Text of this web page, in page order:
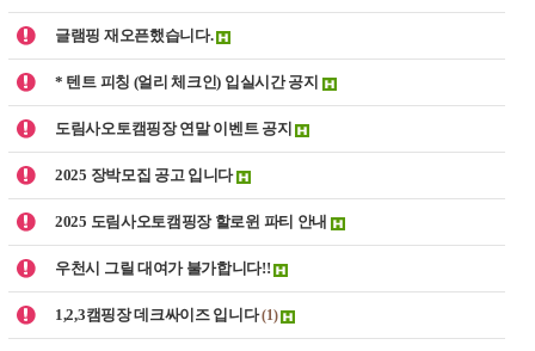
글램핑 재오픈했습니다.
* 텐트 피칭 (얼리 체크인) 입실시간 공지
도림사오토캠핑장 연말 이벤트 공지
2025 장박모집 공고 입니다
2025 도림사오토캠핑장 할로윈 파티 안내
우천시 그릴 대여가 불가합니다!!
1,2,3캠핑장 데크싸이즈 입니다(1)